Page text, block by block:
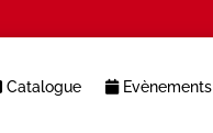
Catalogue Evènements